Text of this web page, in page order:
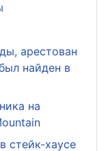
арестован
найден в
на
стейк-хаусе